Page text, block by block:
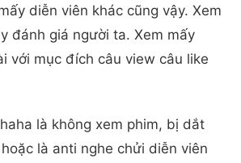
diễn viên khác cũng vậy. Xem
đánh giá người ta. Xem mấy
với mục đích câu view câu like
là không xem phim, bị dắt
là anti nghe chửi diễn viên